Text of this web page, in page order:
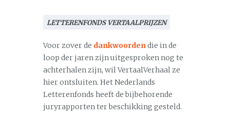
LETTERENFONDS VERTAALPRIJZEN
Voor zover de dankwoordendie in de
loop der jaren zijn uitgesproken nog te
achterhalen zijn, wil VertaalVerhaal ze
hier ontsluiten. Het Nederlands
Letterenfonds heeft de bijbehorende
juryrapporten ter beschikking gesteld.